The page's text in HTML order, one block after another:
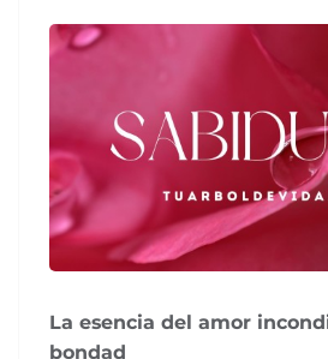
La esencia del amor
bondad